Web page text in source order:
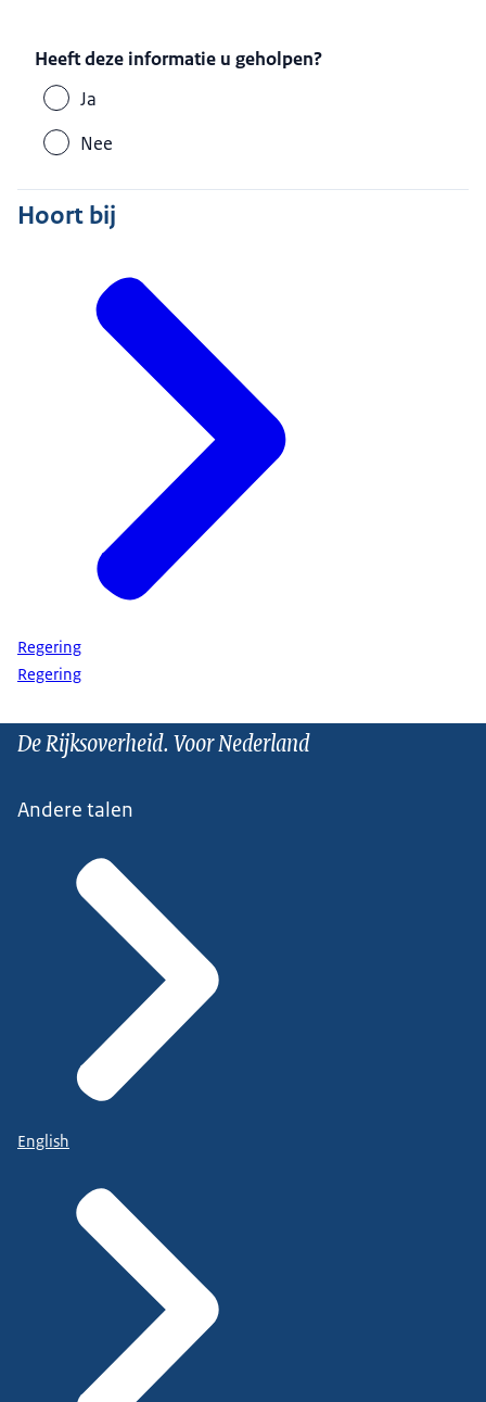
Heeft deze informatie u geholpen?
Ja
Nee
Hoort bij
Regering
Regering
De Rijksoverheid. Voor Nederland
Andere talen
English